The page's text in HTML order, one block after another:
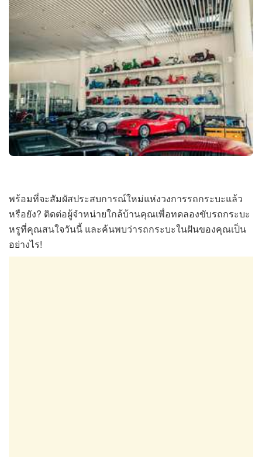
พร้อมที่จะสัมผัสประสบการณ์ใหม่แห่งวงการรถกระบะแล้ว
หรือยัง? ติดต่อผู้จำหน่ายใกล้บ้านคุณเพื่อทดลองขับรถกระบะ
หรูที่คุณสนใจวันนี้ และค้นพบว่ารถกระบะในฝันของคุณเป็น
อย่างไร!